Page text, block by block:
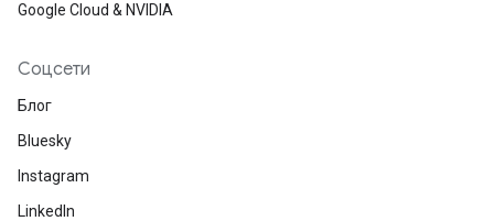
Google Cloud & NVIDIA
Соцсети
Блог
Bluesky
Instagram
LinkedIn